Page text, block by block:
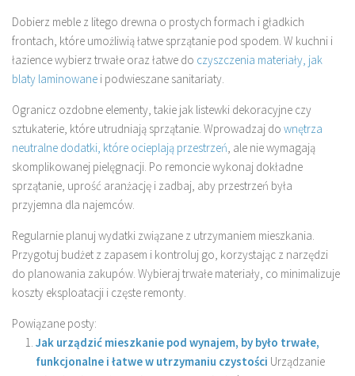
Dobierz meble z litego drewna o prostych formach i gładkich
frontach, które umożliwią łatwe sprzątanie pod spodem. W kuchni i
łazience wybierz trwałe oraz łatwe do czyszczenia materiały, jak
blaty laminowane i podwieszane sanitariaty.
Ogranicz ozdobne elementy, takie jak listewki dekoracyjne czy
sztukaterie, które utrudniają sprzątanie. Wprowadzaj do wnętrza
neutralne dodatki, które ocieplają przestrzeń, ale nie wymagają
skomplikowanej pielęgnacji. Po remoncie wykonaj dokładne
sprzątanie, uprość aranżację i zadbaj, aby przestrzeń była
przyjemna dla najemców.
Regularnie planuj wydatki związane z utrzymaniem mieszkania.
Przygotuj budżet z zapasem i kontroluj go, korzystając z narzędzi
do planowania zakupów. Wybieraj trwałe materiały, co minimalizuje
koszty eksploatacji i częste remonty.
Powiązane posty:
Jak urządzić mieszkanie pod wynajem, by było trwałe,
funkcjonalne i łatwe w utrzymaniu czystości Urządzanie